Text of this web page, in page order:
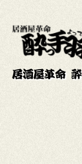
居酒屋革命